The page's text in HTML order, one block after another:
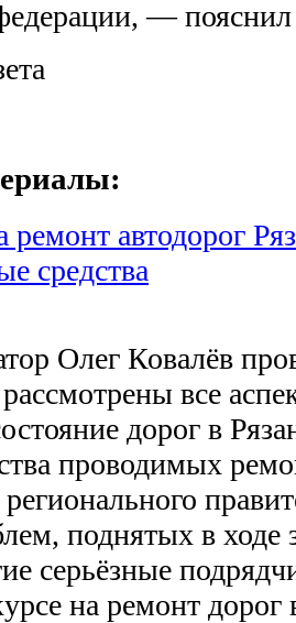
— пояснил
ремонт автодорог
средства
Олег Ковалёв
все
дорог в
проводимых
поднятых в ходе
серьёзные
на ремонт